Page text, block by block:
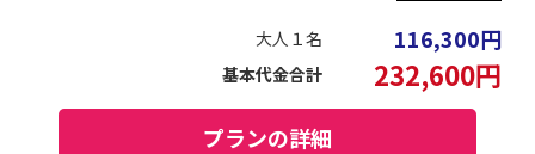
大人１名 116,300円
基本代金合計 232,600円
プランの詳細